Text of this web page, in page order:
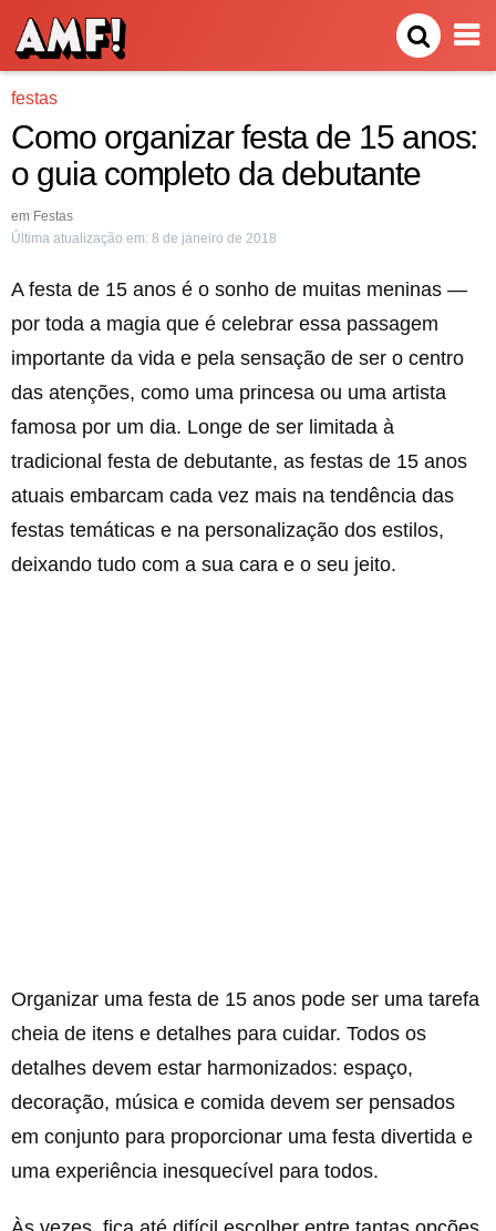
festas
Como organizar festa de 15 anos:
o guia completo da debutante
em Festas
Última atualização em: 8 de janeiro de 2018
A festa de 15 anos é o sonho de muitas meninas —
por toda a magia que é celebrar essa passagem
importante da vida e pela sensação de ser o centro
das atenções, como uma princesa ou uma artista
famosa por um dia. Longe de ser limitada à
tradicional festa de debutante, as festas de 15 anos
atuais embarcam cada vez mais na tendência das
festas temáticas e na personalização dos estilos,
deixando tudo com a sua cara e o seu jeito.
Organizar uma festa de 15 anos pode ser uma tarefa
cheia de itens e detalhes para cuidar. Todos os
detalhes devem estar harmonizados: espaço,
decoração, música e comida devem ser pensados
em conjunto para proporcionar uma festa divertida e
uma experiência inesquecível para todos.